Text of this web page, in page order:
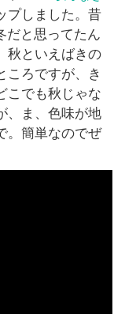
プしました。昔
だと思ってたん
秋といえばきの
ころですが、き
こでも秋じゃな
、ま、色味が地
。簡単なのでぜ